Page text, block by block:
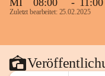
MI
08:00 - 11:00
Zuletzt bearbeitet: 25.02.2025